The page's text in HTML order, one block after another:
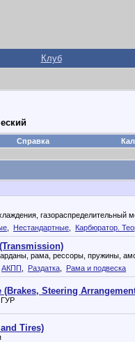
Клуб
Справка
газораспределительный
Нестандартные Карбюратор.
рама, рессоры, пружины,
АКПП Раздатка Рама и подвеска
Steering
ГУР
Tires)